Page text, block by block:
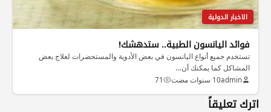
الاخبار الدولية
فوائد اليانسون الطبية.. ستدهشك!
تستخدم جميع أنواع اليانسون في بعض الأدوية والمستحضرات لعلاج بعض
المشاكل كما يمكنك أن…
admin10 سنوات مضت 71
اترك تعليقاً